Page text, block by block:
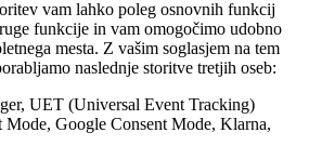
vam lahko poleg osnovnih funkcij
funkcije in vam omogočimo udobno
mesta. Z vašim soglasjem na tem
naslednje storitve tretjih oseb:
UET (Universal Event Tracking)
Mode, Google Consent Mode, Klarna,